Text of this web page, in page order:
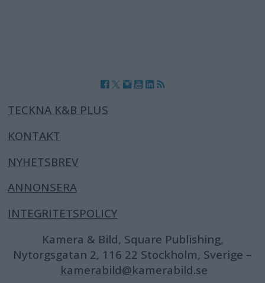
TECKNA K&B PLUS
KONTAKT
NYHETSBREV
ANNONSERA
INTEGRITETSPOLICY
Kamera & Bild, Square Publishing,
Nytorgsgatan 2, 116 22 Stockholm, Sverige –
kamerabild@kamerabild.se